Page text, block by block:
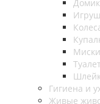
Гигиена и
Живые